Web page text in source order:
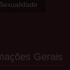
Gerais